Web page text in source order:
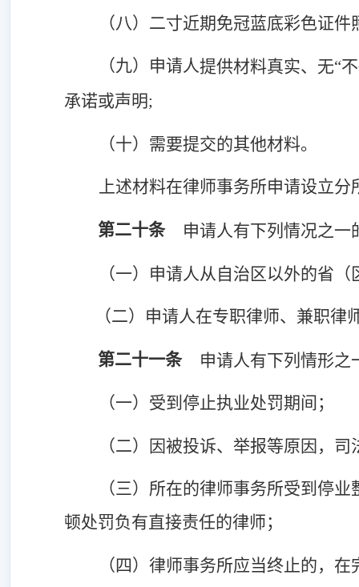
（八）二寸近期免冠蓝底彩色证件
（九） 申请人提供材料真实、无“
承诺或声明;
（十）需要提交的其他材料。
上述材料在律师事务所申请设立
第二十条 申请人有下列情况之一
（一）申请人从自治区以外的省
（二）申请人在专职律师、兼职律
第二十一条 申请人有下列情形之
（一）受到停止执业处罚期间；
（二）因被投诉、举报等原因，
（三）所在的律师事务所受到停
顿处罚负有直接责任的律师；
（四）律师事务所应当终止的，